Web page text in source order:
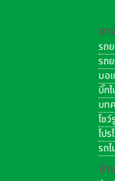
ยา
รถ
รถ
มอ
บิ๊ก
บท
โช
โป
รถ
บ้า